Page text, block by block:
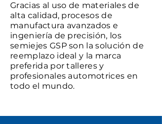
Gracias al uso de materiales de
alta calidad, procesos de
manufactura avanzados e
ingeniería de precisión, los
semiejes GSP son la solución de
reemplazo ideal y la marca
preferida por talleres y
profesionales automotrices en
todo el mundo.